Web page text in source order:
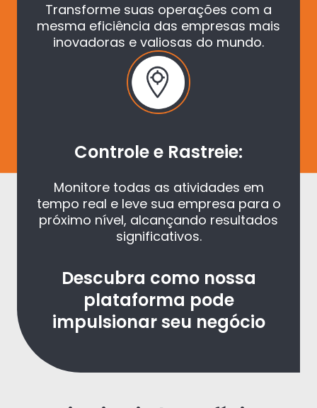
Transforme suas operações com a
mesma eficiência das empresas mais
inovadoras e valiosas do mundo.
Controle e Rastreie:
Monitore todas as atividades em
tempo real e leve sua empresa para o
próximo nível, alcançando resultados
significativos.
Descubra como nossa
plataforma pode
impulsionar seu negócio